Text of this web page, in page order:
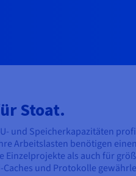
Stoat.
und Speicherkapazitäten
Arbeitslasten benötigen
Einzelprojekte als auch für
und Protokolle